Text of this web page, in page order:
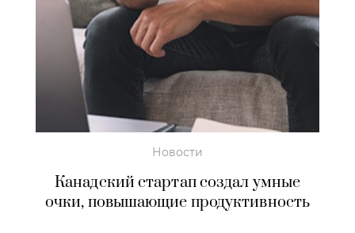
Новости
Канадский стартап создал умные
очки, повышающие продуктивность